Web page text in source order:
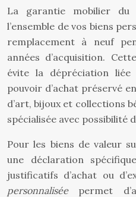
La garantie mobilier du
l’ensemble de vos biens
remplacement à neuf
années d’acquisition.
évite la dépréciation
pouvoir d’achat préservé
d’art, bijoux et collections
spécialisée avec possibilité
Pour les biens de valeur
une déclaration
justificatifs d’achat ou
personnalisée permet